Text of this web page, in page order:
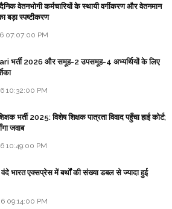
वेतनभोगी कर्मचारियों के स्थायी वर्गीकरण और वेतनमान
बड़ा स्पष्टीकरण
07:07:00 PM
भर्ती 2026 और समूह-2 उपसमूह-4 अभ्यर्थियों के लिए
10:32:00 PM
भर्ती 2025: विशेष शिक्षक पात्रता विवाद पहुँचा हाई कोर्ट;
जवाब
10:49:00 PM
वंदे भारत एक्सप्रेस में बर्थों की संख्या डबल से ज्यादा हुई
09:14:00 PM